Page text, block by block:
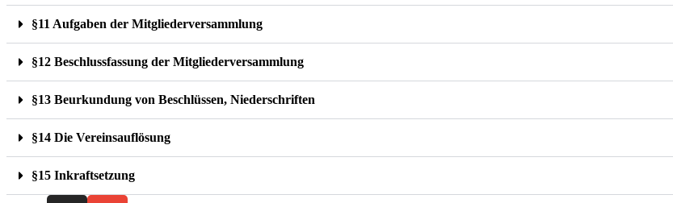
§11 Aufgaben der Mitgliederversammlung
§12 Beschlussfassung der Mitgliederversammlung
§13 Beurkundung von Beschlüssen, Niederschriften
§14 Die Vereinsauflösung
§15 Inkraftsetzung